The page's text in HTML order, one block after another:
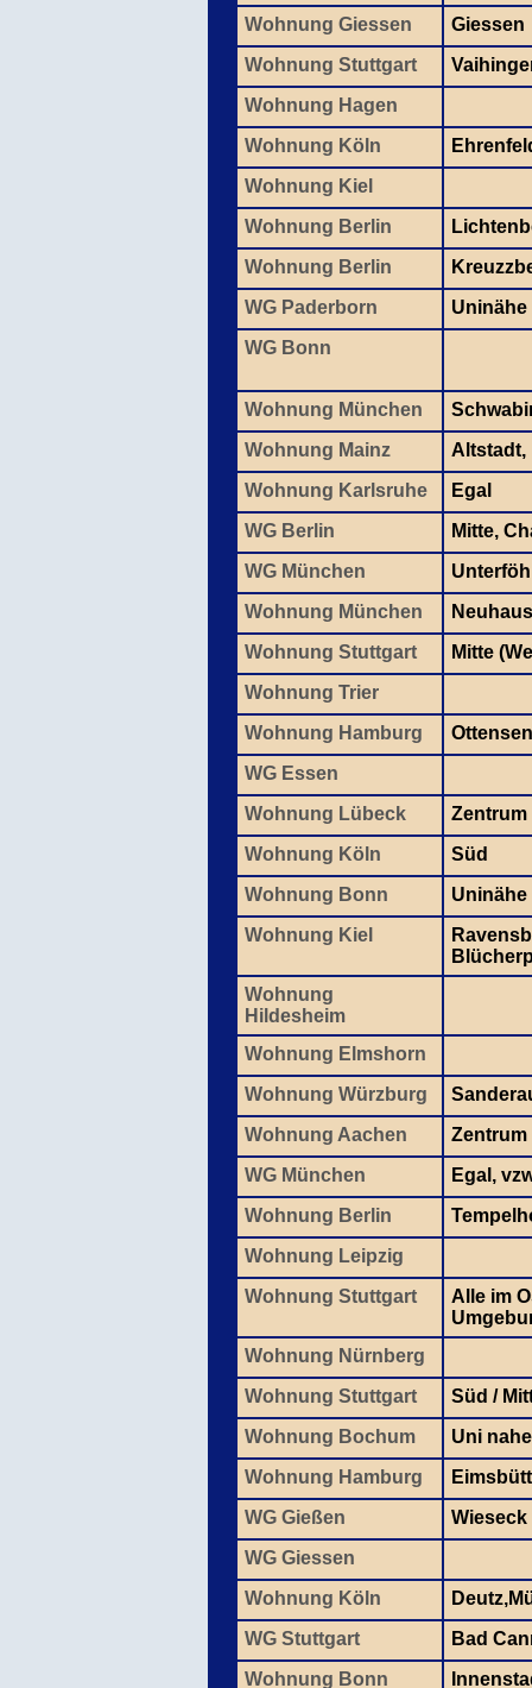
Wohnung Giessen
Giessen
Wohnung Stuttgart
Wohnung Hagen
Wohnung Köln
Wohnung Kiel
Wohnung Berlin
Wohnung Berlin
WG Paderborn
Uninähe
WG Bonn
Wohnung München
Wohnung Mainz
Altstadt,
Wohnung Karlsruhe
Egal
WG Berlin
Mitte,
WG München
Wohnung München
Wohnung Stuttgart
Mitte
Wohnung Trier
Wohnung Hamburg
Ottensen
WG Essen
Wohnung Lübeck
Zentrum
Wohnung Köln
Süd
Wohnung Bonn
Uninähe
Wohnung Kiel
Wohnung
Hildesheim
Wohnung Elmshorn
Wohnung Würzburg
Wohnung Aachen
Zentrum
WG München
Egal,
Wohnung Berlin
Wohnung Leipzig
Wohnung Stuttgart
Alle im
Wohnung Nürnberg
Wohnung Stuttgart
Süd /
Wohnung Bochum
Uni nahe
Wohnung Hamburg
WG Gießen
Wieseck
WG Giessen
Wohnung Köln
WG Stuttgart
Bad
Wohnung Bonn